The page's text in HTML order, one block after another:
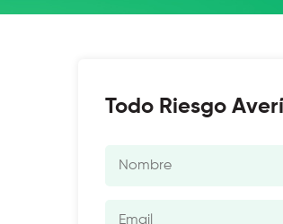
Todo Riesgo